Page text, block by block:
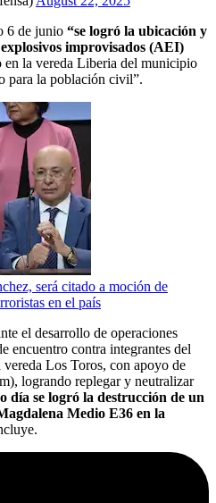
6 de junio “se logró la ubicación y
improvisados (AEI)
la vereda Liberia del municipio
para la población civil”.
será citado a moción de
en el país
el desarrollo de operaciones
encuentro contra integrantes del
Los Toros, con apoyo de
logrando replegar y neutralizar
día se logró la destrucción de un
Medio E36 en la